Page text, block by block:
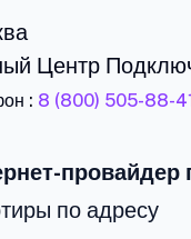
Центр
: 8 (800) 505-88-41
провайдер
по адресу